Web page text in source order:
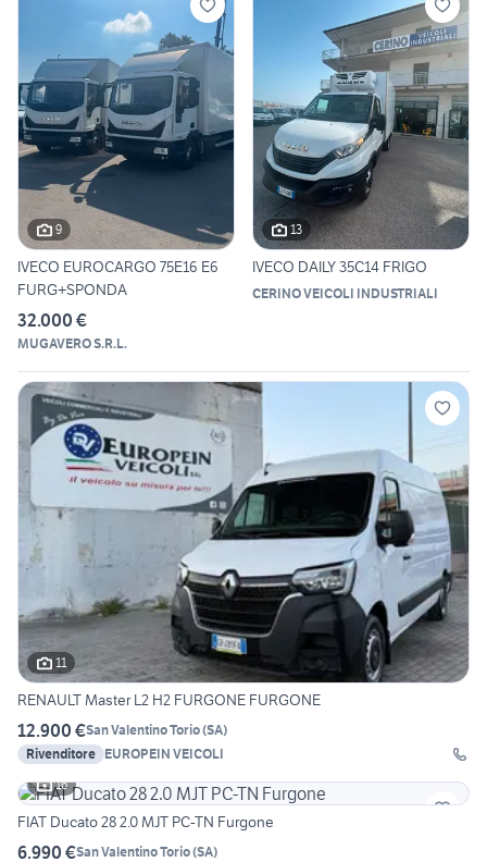
9
IVECO EUROCARGO 75E16 E6
FURG+SPONDA
32.000 €
MUGAVERO S.R.L.
13
IVECO DAILY 35C14 FRIGO
CERINO VEICOLI INDUSTRIALI
11
RENAULT Master L2 H2 FURGONE FURGONE
12.900 €San Valentino Torio(SA)
Rivenditore EUROPEIN VEICOLI
16
FIAT Ducato 28 2.0 MJT PC-TN Furgone
6.990 €San Valentino Torio(SA)